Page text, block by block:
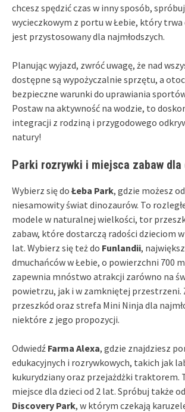
chcesz spędzić czas w inny sposób,
wycieczkowym z portu w Łebie, który trwa
jest przystosowany dla najmłodszych.
Planując wyjazd, zwróć uwagę, że nad
dostępne są wypożyczalnie sprzętu, a
bezpieczne warunki do uprawiania
Postaw na aktywność na wodzie, to
integracji z rodziną i przygodowego
natury!
Parki rozrywki i miejsca zabaw dla
Wybierz się do Łeba Park, gdzie możesz
niesamowity świat dinozaurów. To
modele w naturalnej wielkości, tor
zabaw, które dostarczą radości dzieciom w
lat. Wybierz się też do Funlandii,
dmuchańców w Łebie, o powierzchni 700
zapewnia mnóstwo atrakcji zarówno na
powietrzu, jak i w zamkniętej przestrzeni.
przeszkód oraz strefa Mini Ninja dla
niektóre z jego propozycji.
Odwiedź Farma Alexa, gdzie znajdziesz
edukacyjnych i rozrywkowych, takich jak
kukurydziany oraz przejażdżki traktorem.
miejsce dla dzieci od 2 lat. Spróbuj także
Discovery Park, w którym czekają